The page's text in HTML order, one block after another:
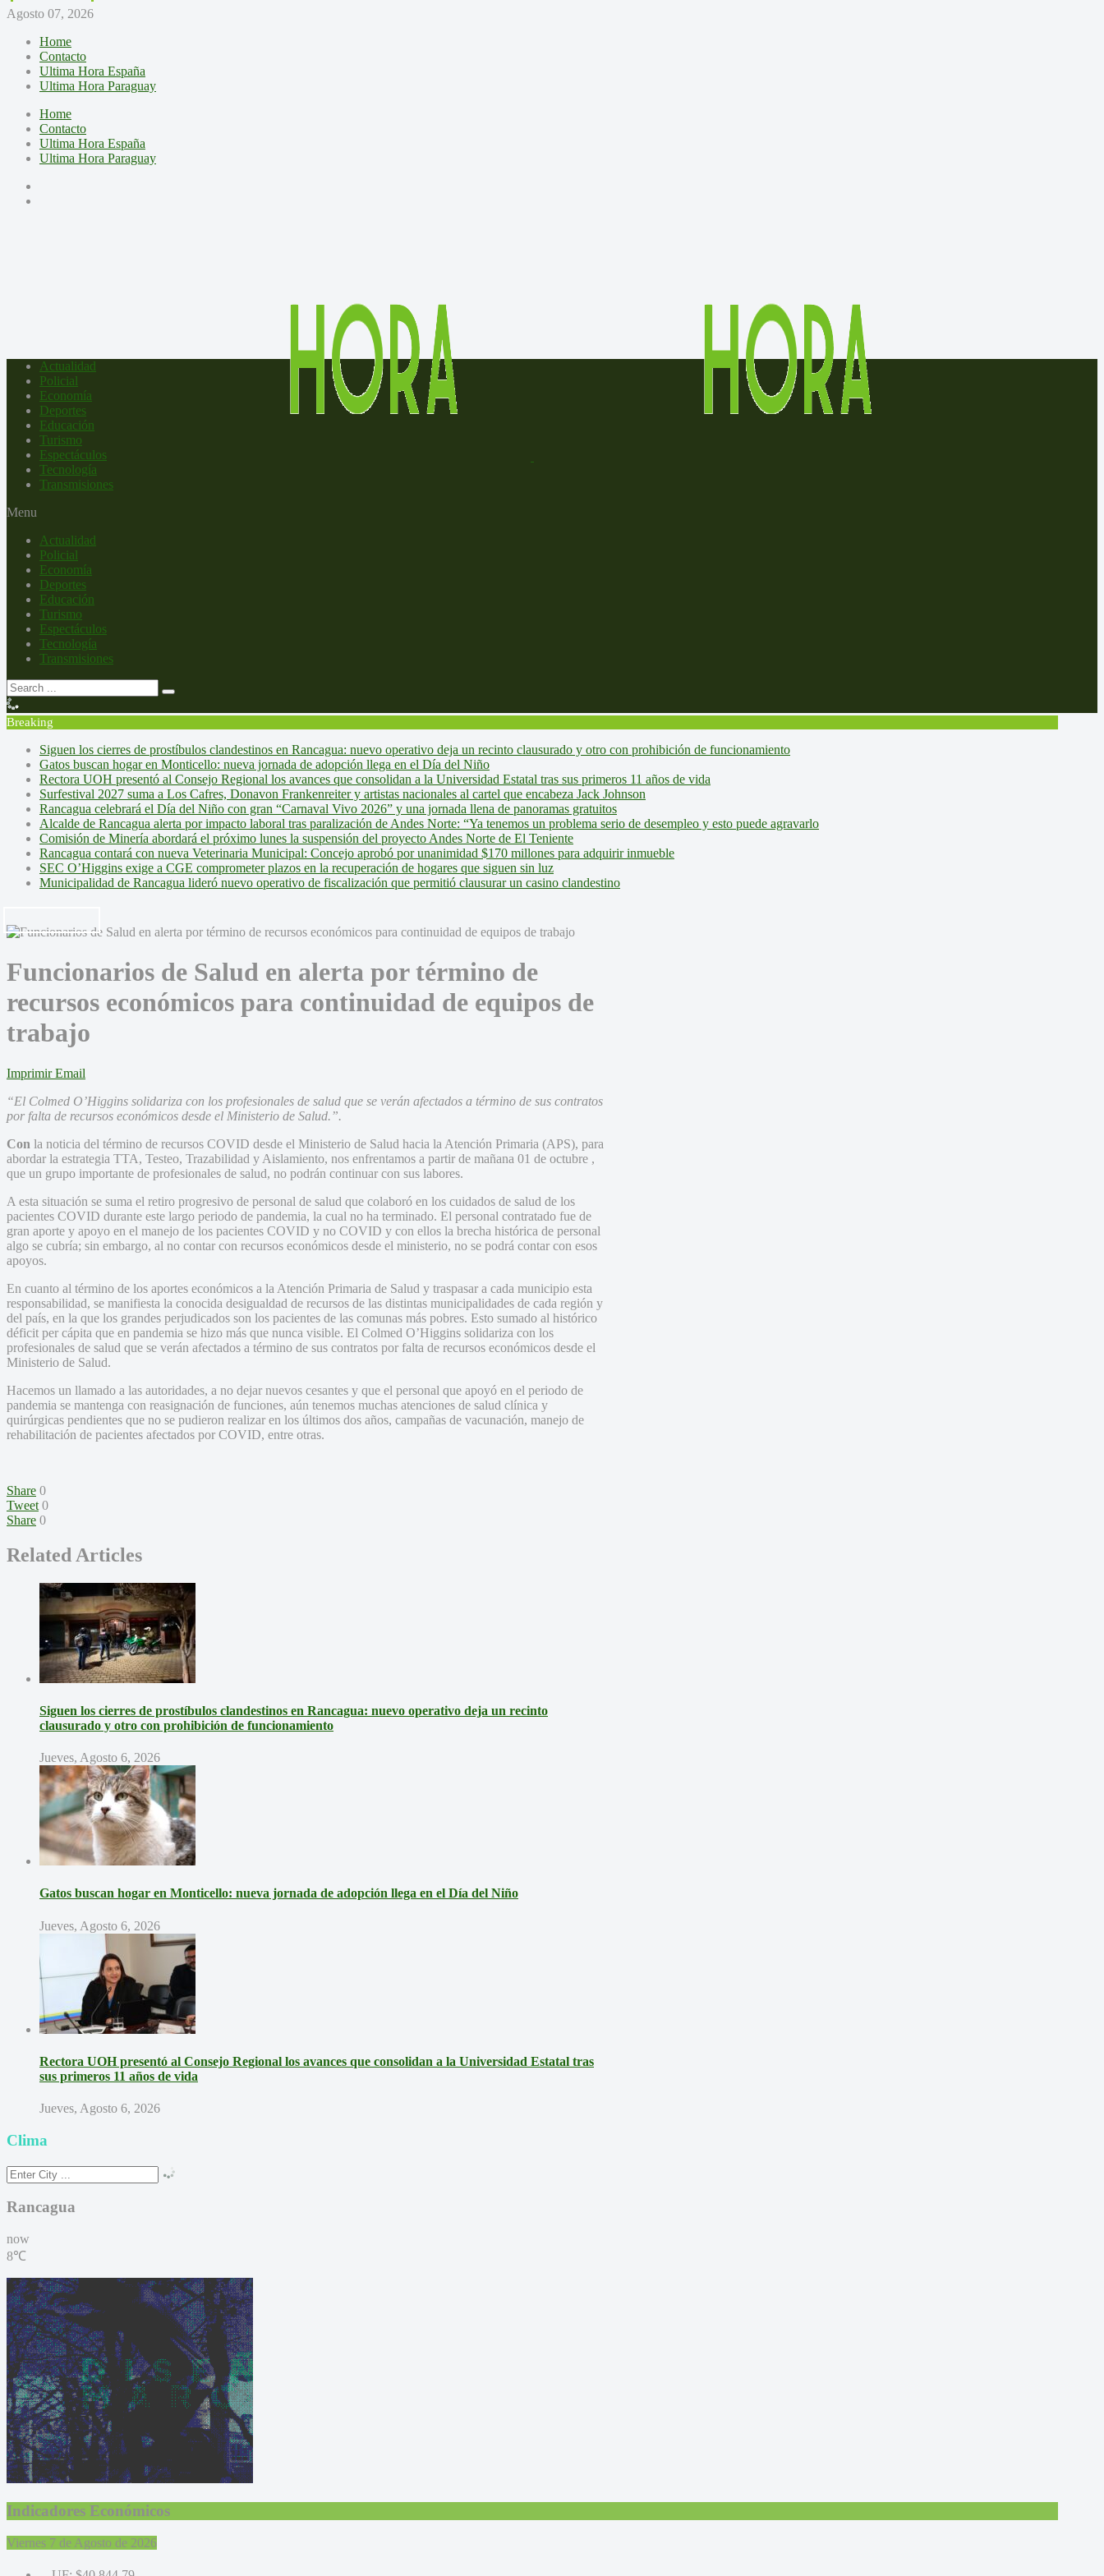
Agosto 07, 2026
Home
Contacto
Ultima Hora España
Ultima Hora Paraguay
Home
Contacto
Ultima Hora España
Ultima Hora Paraguay
Actualidad
Policial
Economía
Deportes
Educación
Turismo
Espectáculos
Tecnología
Transmisiones
Menu
Actualidad
Policial
Economía
Deportes
Educación
Turismo
Espectáculos
Tecnología
Transmisiones
Breaking
Siguen los cierres de prostíbulos clandestinos en Rancagua: nuevo operativo deja un recinto clausurado y otro con prohibición de funcionamiento
Gatos buscan hogar en Monticello: nueva jornada de adopción llega en el Día del Niño
Rectora UOH presentó al Consejo Regional los avances que consolidan a la Universidad Estatal tras sus primeros 11 años de vida
Surfestival 2027 suma a Los Cafres, Donavon Frankenreiter y artistas nacionales al cartel que encabeza Jack Johnson
Rancagua celebrará el Día del Niño con gran “Carnaval Vivo 2026” y una jornada llena de panoramas gratuitos
Alcalde de Rancagua alerta por impacto laboral tras paralización de Andes Norte: “Ya tenemos un problema serio de desempleo y esto puede agravarlo
Comisión de Minería abordará el próximo lunes la suspensión del proyecto Andes Norte de El Teniente
Rancagua contará con nueva Veterinaria Municipal: Concejo aprobó por unanimidad $170 millones para adquirir inmueble
SEC O’Higgins exige a CGE comprometer plazos en la recuperación de hogares que siguen sin luz
Municipalidad de Rancagua lideró nuevo operativo de fiscalización que permitió clausurar un casino clandestino
Funcionarios de Salud en alerta por término de
recursos económicos para continuidad de equipos de
trabajo
Imprimir Email
“El Colmed O’Higgins solidariza con los profesionales de salud que se verán afectados a término de sus contratos
por falta de recursos económicos desde el Ministerio de Salud.”.
Con la noticia del término de recursos COVID desde el Ministerio de Salud hacia la Atención Primaria (APS), para
abordar la estrategia TTA, Testeo, Trazabilidad y Aislamiento, nos enfrentamos a partir de mañana 01 de octubre ,
que un grupo importante de profesionales de salud, no podrán continuar con sus labores.
A esta situación se suma el retiro progresivo de personal de salud que colaboró en los cuidados de salud de los
pacientes COVID durante este largo periodo de pandemia, la cual no ha terminado. El personal contratado fue de
gran aporte y apoyo en el manejo de los pacientes COVID y no COVID y con ellos la brecha histórica de personal
algo se cubría; sin embargo, al no contar con recursos económicos desde el ministerio, no se podrá contar con esos
apoyos.
En cuanto al término de los aportes económicos a la Atención Primaria de Salud y traspasar a cada municipio esta
responsabilidad, se manifiesta la conocida desigualdad de recursos de las distintas municipalidades de cada región y
del país, en la que los grandes perjudicados son los pacientes de las comunas más pobres. Esto sumado al histórico
déficit per cápita que en pandemia se hizo más que nunca visible. El Colmed O’Higgins solidariza con los
profesionales de salud que se verán afectados a término de sus contratos por falta de recursos económicos desde el
Ministerio de Salud.
Hacemos un llamado a las autoridades, a no dejar nuevos cesantes y que el personal que apoyó en el periodo de
pandemia se mantenga con reasignación de funciones, aún tenemos muchas atenciones de salud clínica y
quirúrgicas pendientes que no se pudieron realizar en los últimos dos años, campañas de vacunación, manejo de
rehabilitación de pacientes afectados por COVID, entre otras.
Share 0
Tweet 0
Share 0
Related Articles
Siguen los cierres de prostíbulos clandestinos en Rancagua: nuevo operativo deja un recinto
clausurado y otro con prohibición de funcionamiento
Jueves, Agosto 6, 2026
Gatos buscan hogar en Monticello: nueva jornada de adopción llega en el Día del Niño
Jueves, Agosto 6, 2026
Rectora UOH presentó al Consejo Regional los avances que consolidan a la Universidad Estatal tras
sus primeros 11 años de vida
Jueves, Agosto 6, 2026
Clima
Rancagua
now
8℃
Indicadores Económicos
Viernes 7 de Agosto de 2026